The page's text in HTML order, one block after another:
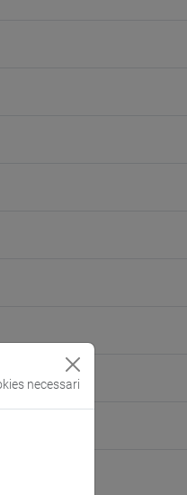
necessari